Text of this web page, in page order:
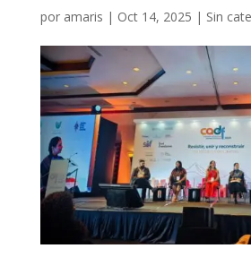
por amaris | Oct 14, 2025 | Sin